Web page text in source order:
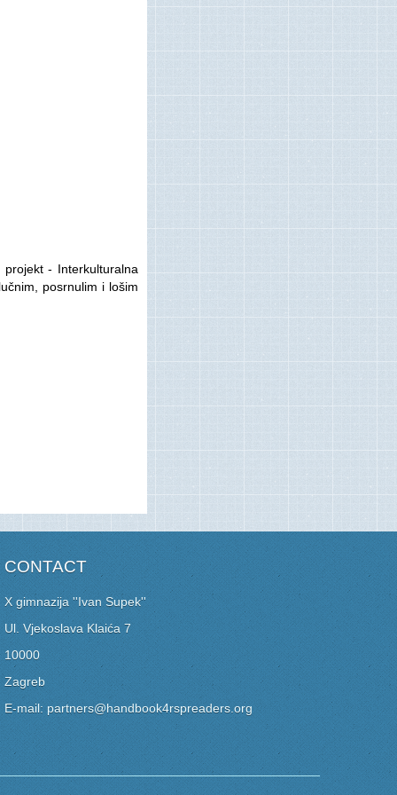
projekt - Interkulturalna
posrnulim i lošim
CONTACT
X gimnazija ''Ivan Supek''
Ul. Vjekoslava Klaića 7
10000
Zagreb
E-mail: partners@handbook4rspreaders.org